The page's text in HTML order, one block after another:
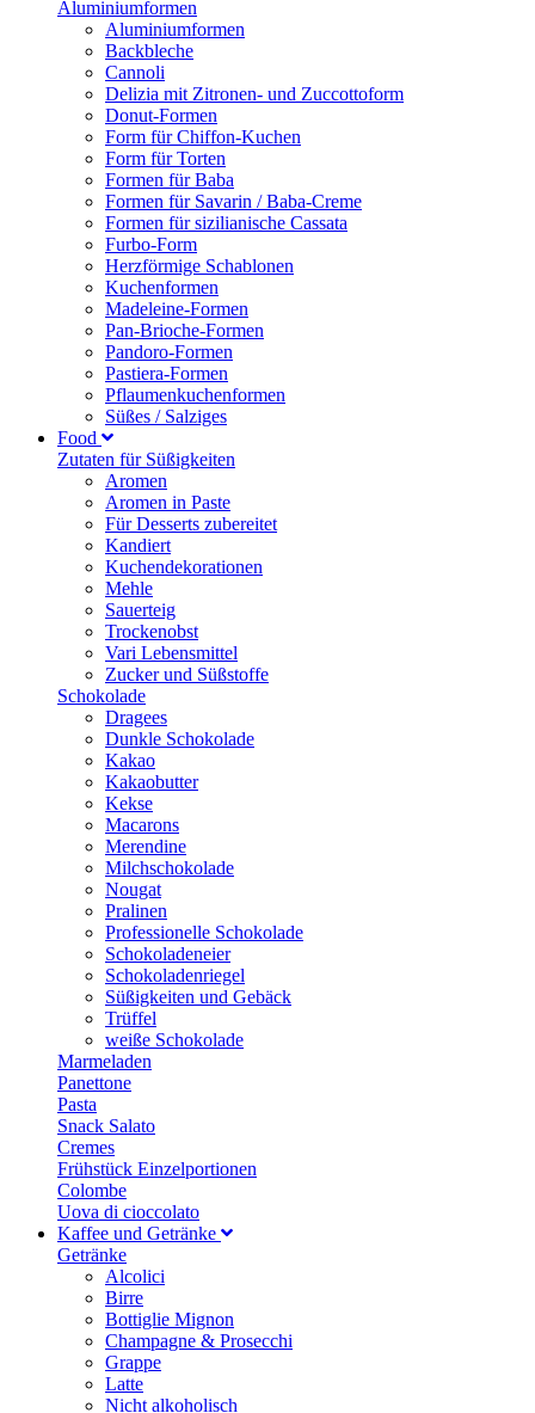
Aluminiumformen
Aluminiumformen
Backbleche
Cannoli
Delizia mit Zitronen- und Zuccottoform
Donut-Formen
Form für Chiffon-Kuchen
Form für Torten
Formen für Baba
Formen für Savarin / Baba-Creme
Formen für sizilianische Cassata
Furbo-Form
Herzförmige Schablonen
Kuchenformen
Madeleine-Formen
Pan-Brioche-Formen
Pandoro-Formen
Pastiera-Formen
Pflaumenkuchenformen
Süßes / Salziges
Food
Zutaten für Süßigkeiten
Aromen
Aromen in Paste
Für Desserts zubereitet
Kandiert
Kuchendekorationen
Mehle
Sauerteig
Trockenobst
Vari Lebensmittel
Zucker und Süßstoffe
Schokolade
Dragees
Dunkle Schokolade
Kakao
Kakaobutter
Kekse
Macarons
Merendine
Milchschokolade
Nougat
Pralinen
Professionelle Schokolade
Schokoladeneier
Schokoladenriegel
Süßigkeiten und Gebäck
Trüffel
weiße Schokolade
Marmeladen
Panettone
Pasta
Snack Salato
Cremes
Frühstück Einzelportionen
Colombe
Uova di cioccolato
Kaffee und Getränke
Getränke
Alcolici
Birre
Bottiglie Mignon
Champagne & Prosecchi
Grappe
Latte
Nicht alkoholisch